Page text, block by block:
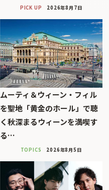
PICK UP
2026年8月7日
ムーティ＆ウィーン・フィル
を聖地「黄金のホール」で聴
く秋深まるウィーンを満喫す
る…
TOPICS 2026年8月5日